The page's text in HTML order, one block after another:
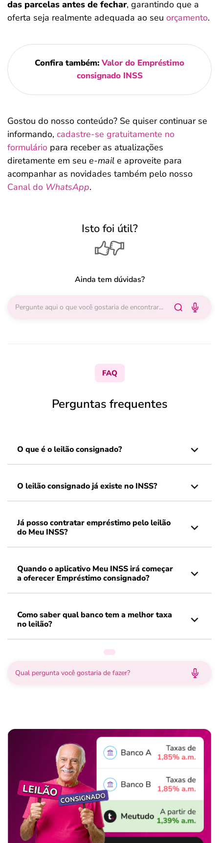
das parcelas antes de fechar, garantindo que a
oferta seja realmente adequada ao seu orçamento.
Confira também: Valor do Empréstimo
consignado INSS
Gostou do nosso conteúdo? Se quiser continuar se
informando, cadastre-se gratuitamente no
formulário para receber as atualizações
diretamente em seu e-mail e aproveite para
acompanhar as novidades também pelo nosso
Canal do WhatsApp.
Isto foi útil?
Ainda tem dúvidas?
FAQ
Perguntas frequentes
O que é o leilão consignado?
O leilão consignado já existe no INSS?
Já posso contratar empréstimo pelo leilão
do Meu INSS?
Quando o aplicativo Meu INSS irá começar
a oferecer Empréstimo consignado?
Como saber qual banco tem a melhor taxa
no leilão?